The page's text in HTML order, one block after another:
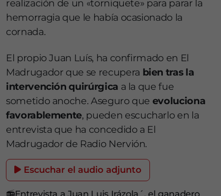
realización de un «torniquete» para parar la
hemorragia que le había ocasionado la
cornada.
El propio Juan Luís, ha confirmado en El
Madrugador que se recupera bien tras la
intervención quirúrgica a la que fue
sometido anoche. Aseguro que evoluciona
favorablemente, pueden escucharlo en la
entrevista que ha concedido a El
Madrugador de Radio Nervión.
Escuchar el audio adjunto